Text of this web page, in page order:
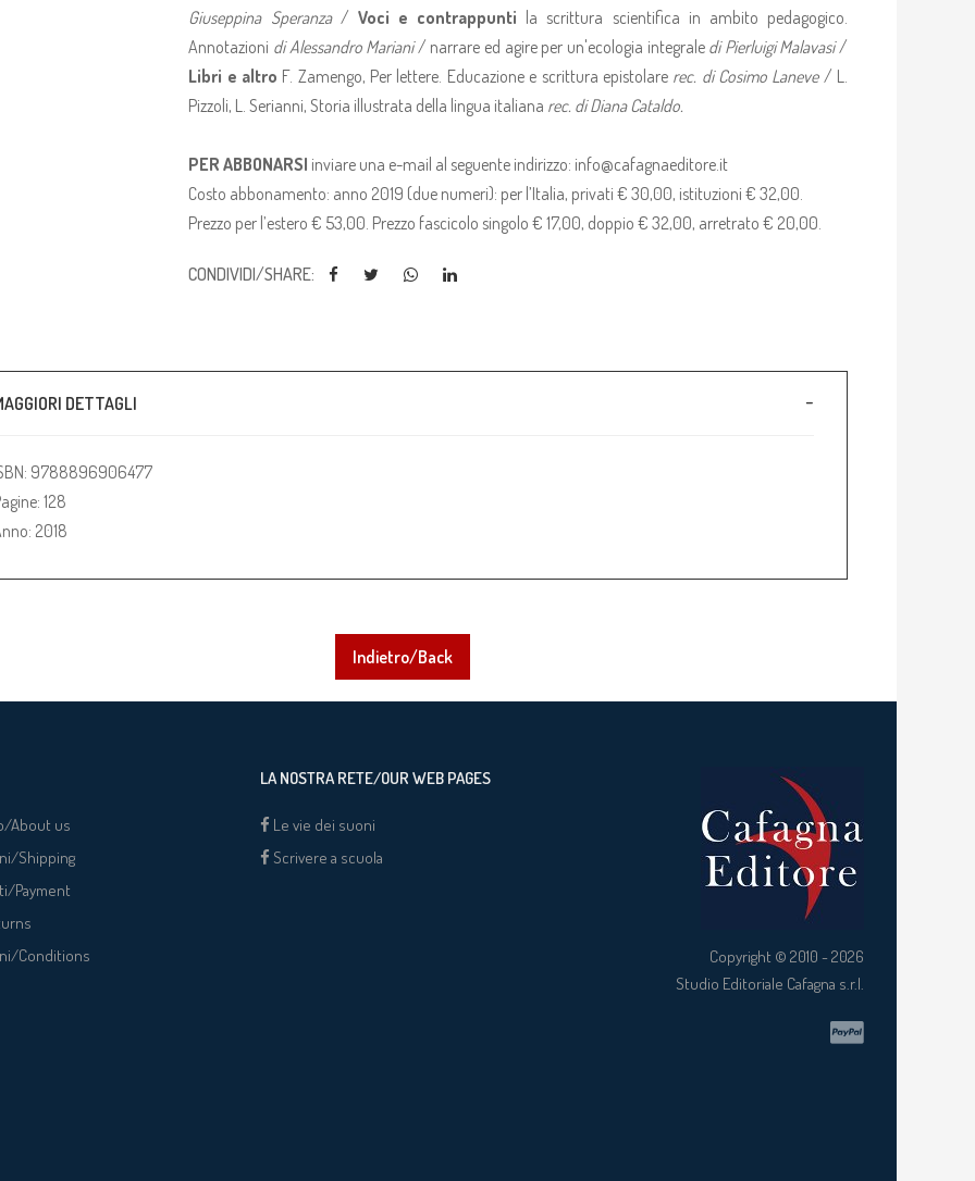
Giuseppina Speranza/ Voci e contrappunti
la scrittura scientifica in ambito pedagogico.
Annotazioni di Alessandro Mariani/ narrare ed agire per un'ecologia integrale di Pierluigi Malavasi/
Libri e altro F. Zamengo, Per lettere. Educazione e scrittura epistolare rec. di Cosimo Laneve / L.
Pizzoli, L. Serianni, Storia illustrata della lingua italiana rec. di Diana Cataldo.
PER ABBONARSI inviare una e-mail al seguente indirizzo: info@cafagnaeditore.it
Costo abbonamento: anno 2019 (due numeri): per l’Italia, privati € 30,00, istituzioni € 32,00.
Prezzo per l’estero € 53,00. Prezzo fascicolo singolo € 17,00, doppio € 32,00, arretrato € 20,00.
CONDIVIDI/SHARE:
DETTAGLI
9788896906477
128
2018
Indietro/Back
About us
Shipping
Payment
Conditions
LA NOSTRA RETE/OUR WEB PAGES
Le vie dei suoni
Scrivere a scuola
Copyright © 2010 - 2026
Studio Editoriale Cafagna s.r.l.